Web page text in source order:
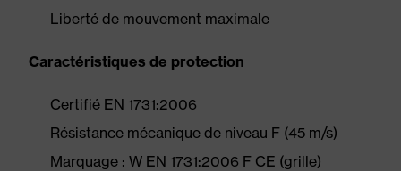
Liberté de mouvement maximale
Caractéristiques de protection
Certifié EN 1731:2006
Résistance mécanique de niveau F (45 m/s)
Marquage : W EN 1731:2006 F CE (grille)